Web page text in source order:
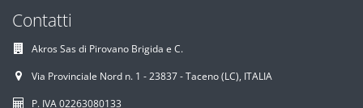
Contatti
Akros Sas di Pirovano Brigida e C.
Via Provinciale Nord n. 1 - 23837 - Taceno (LC), ITALIA
P. IVA 02263080133